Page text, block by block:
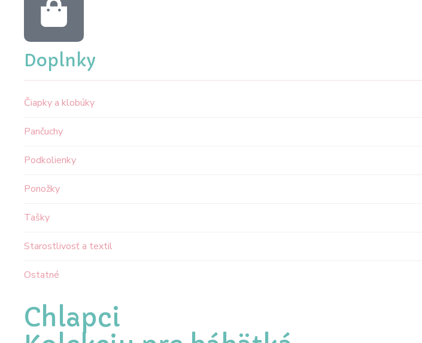
Doplnky
Čiapky a klobúky
Pančuchy
Podkolienky
Ponožky
Tašky
Starostlivosť a textil
Ostatné
Chlapci